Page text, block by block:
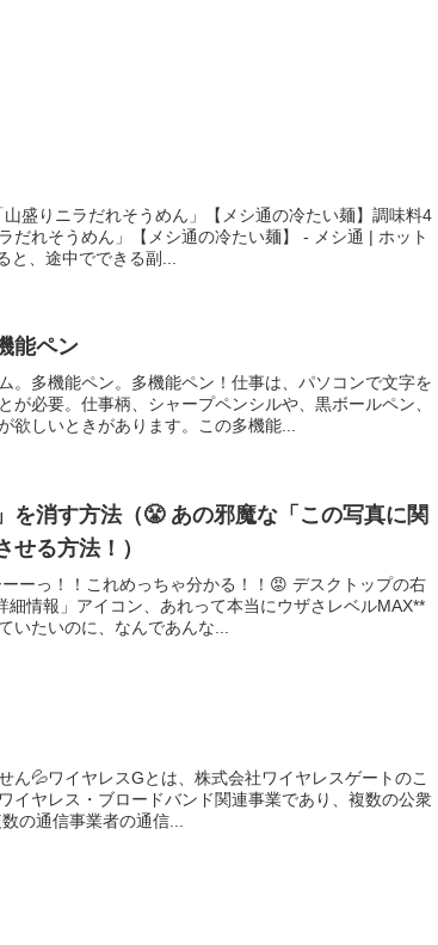
盛りニラだれそうめん」【メシ通の冷たい麺】調味料4
だれそうめん」【メシ通の冷たい麺】 - メシ通 | ホット
、途中でできる副...
能ペン
。多機能ペン。多機能ペン！仕事は、パソコンで文字を
が必要。仕事柄、シャープペンシルや、黒ボールペン、
欲しいときがあります。この多機能...
を消す方法（😤 あの邪魔な「この写真に関
る方法！）
ーっ！！これめっちゃ分かる！！😡 デスクトップの右
細情報」アイコン、あれって本当にウザさレベルMAX**
いたいのに、なんであんな...
💦ワイヤレスGとは、株式会社ワイヤレスゲートのこ
イヤレス・ブロードバンド関連事業であり、複数の公衆
の通信事業者の通信...